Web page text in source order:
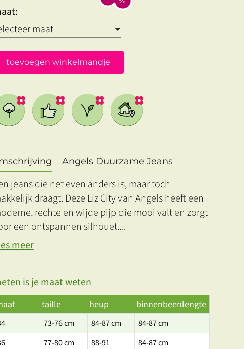
toevoegen winkelmandje
Angels Duurzame Jeans
jeans die net even anders is, maar toch
draagt. Deze Liz City van Angels heeft een
rechte en wijde pijp die mooi valt en zorgt
een ontspannen silhouet....
meer
is je maat weten
taille heup binnenbeenlengte
73-76 cm 84-87 cm
84-87 cm
77-80 cm 88-91
84-87 cm